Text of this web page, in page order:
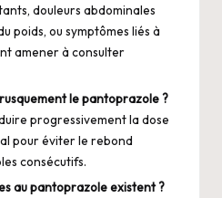
douleurs abdominales
poids, ou symptômes liés à
amener à consulter
le pantoprazole ?
progressivement la dose
pour éviter le rebond
consécutifs.
au pantoprazole existent ?